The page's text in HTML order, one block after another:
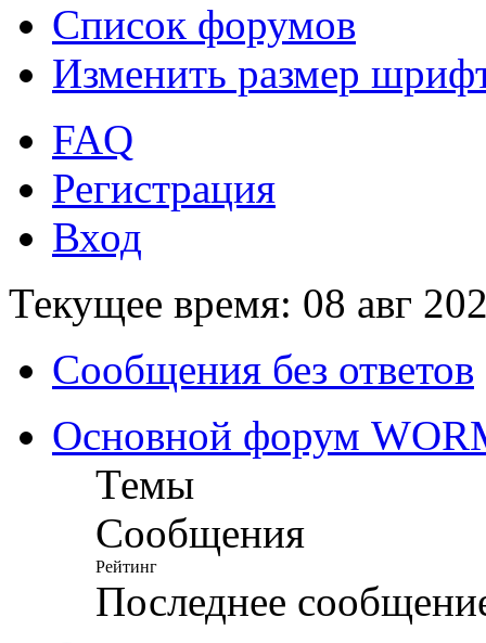
Список форумов
Изменить размер
FAQ
Регистрация
Вход
Текущее время: 08 авг
Сообщения без ответов
Основной форум
Темы
Сообщения
Рейтинг
Последнее